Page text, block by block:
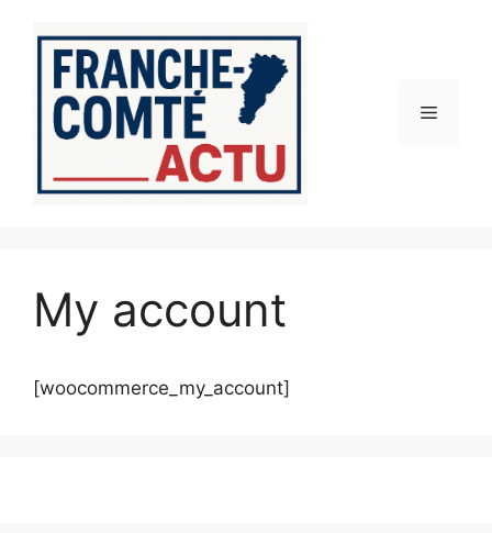
contenu
Menu
My account
[woocommerce_my_account]